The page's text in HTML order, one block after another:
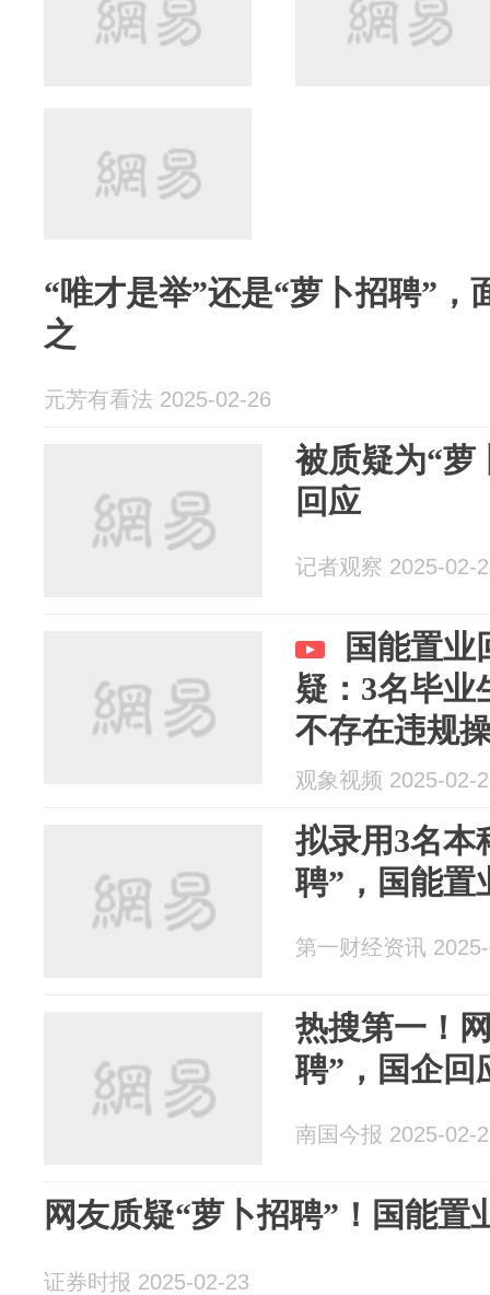
“唯才是举”还是“萝卜招聘”，
之
元芳有看法 2025-02-26
被质疑为“萝
回应
记者观察 2025-02-
国能置业
疑：3名毕业
不存在违规
观象视频 2025-02-
拟录用3名本
聘”，国能置
第一财经资讯
热搜第一！
聘”，国企回
南国今报 2025-02-
网友质疑“萝卜招聘”！国能置
证券时报 2025-02-23